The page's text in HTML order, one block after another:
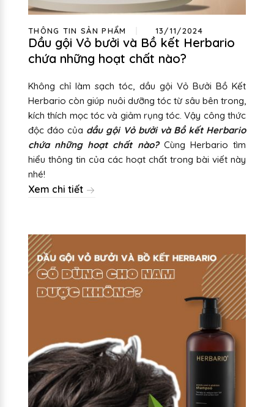
THÔNG TIN SẢN PHẨM 13/11/2024
Dầu gội Vỏ bưởi và Bồ kết Herbario
chứa những hoạt chất nào?
Không chỉ làm sạch tóc, dầu gội Vỏ Bưởi Bồ Kết
Herbario còn giúp nuôi dưỡng tóc từ sâu bên trong,
kích thích mọc tóc và giảm rụng tóc. Vậy công thức
độc đáo của dầu gội Vỏ bưởi và Bồ kết Herbario
chứa những hoạt chất nào?Cùng Herbario tìm
hiểu thông tin của các hoạt chất trong bài viết này
nhé!
Xem chi tiết